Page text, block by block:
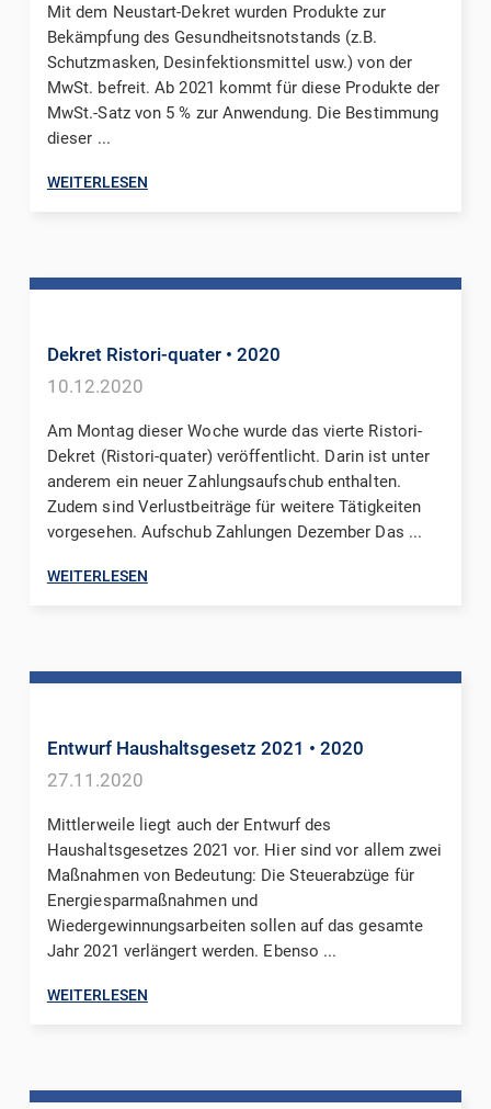
Mit dem Neustart-Dekret wurden Produkte zur
Bekämpfung des Gesundheitsnotstands (z.B.
Schutzmasken, Desinfektionsmittel usw.) von der
MwSt. befreit. Ab 2021 kommt für diese Produkte der
MwSt.-Satz von 5 % zur Anwendung. Die Bestimmung
dieser ...
WEITERLESEN
Dekret Ristori-quater • 2020
10.12.2020
Am Montag dieser Woche wurde das vierte Ristori-
Dekret (Ristori-quater) veröffentlicht. Darin ist unter
anderem ein neuer Zahlungsaufschub enthalten.
Zudem sind Verlustbeiträge für weitere Tätigkeiten
vorgesehen. Aufschub Zahlungen Dezember Das ...
WEITERLESEN
Entwurf Haushaltsgesetz 2021 • 2020
27.11.2020
Mittlerweile liegt auch der Entwurf des
Haushaltsgesetzes 2021 vor. Hier sind vor allem zwei
Maßnahmen von Bedeutung: Die Steuerabzüge für
Energiesparmaßnahmen und
Wiedergewinnungsarbeiten sollen auf das gesamte
Jahr 2021 verlängert werden. Ebenso ...
WEITERLESEN